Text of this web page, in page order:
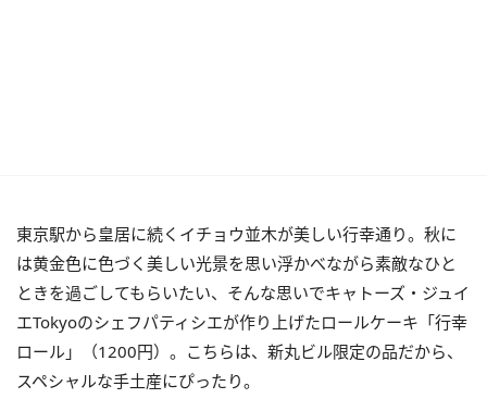
東京駅から皇居に続くイチョウ並木が美しい行幸通り。秋に
は黄金色に色づく美しい光景を思い浮かべながら素敵なひと
ときを過ごしてもらいたい、そんな思いでキャトーズ・ジュイ
エTokyoのシェフパティシエが作り上げたロールケーキ「行幸
ロール」（1200円）。こちらは、新丸ビル限定の品だから、
スペシャルな手土産にぴったり。